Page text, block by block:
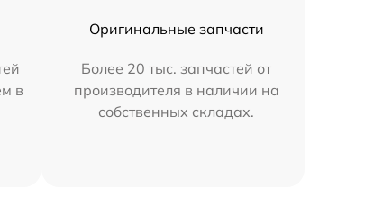
в
Оригинальные запчасти
Более 20 тыс. запчастей от
производителя в наличии на
собственных складах.